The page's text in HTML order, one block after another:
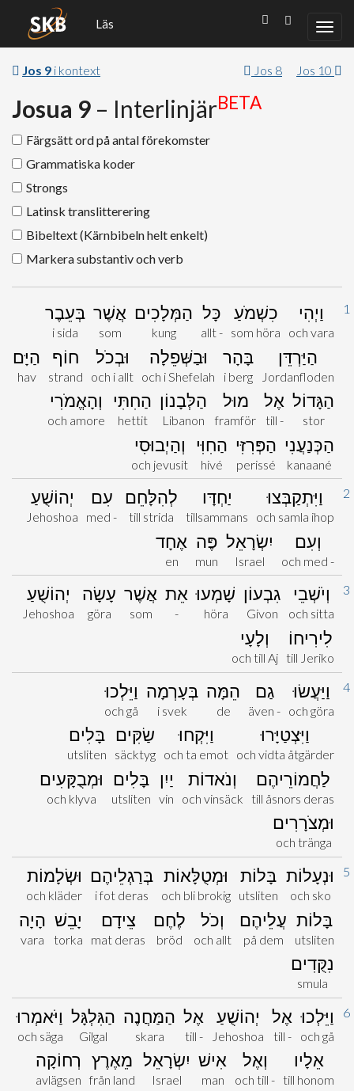
Läs
Jos 9 i kontext Jos 8 Jos 10
Josua 9 – InterlinjärBETA
Färgsätt ord på antal förekomster
Grammatiska koder
Strongs
Latinsk translitterering
Bibeltext (Kärnbibeln helt enkelt)
Markera substantiv och verb
1 וַיְהִי
och vara
כִשְׁמֹעַ
som höra
כָּל
allt -
הַמְּלָכִים
kung
אֲשֶׁר
som
בְּעֵבֶר
i sida
הַיַּרְדֵּן
Jordanfloden
בָּהָר
i berg
וּבַשְּׁפֵלָה
och i Shefelah
וּבְכֹל
och i allt
חוֹף
strand
הַיָּם
hav
הַגָּדוֹל
stor
אֶל
till -
מוּל
framför
הַלְּבָנוֹן
Libanon
הַחִתִּי
hettit
וְהָאֱמֹרִי
och amore
הַכְּנַעֲנִי
kanaané
הַפְּרִזִּי
perissé
הַחִוִּי
hivé
וְהַיְבוּסִי
och jevusit
2
וַיִּתְקַבְּצוּ
och samla ihop
יַחְדָּו
tillsammans
לְהִלָּחֵם
till strida
עִם
med -
יְהוֹשֻׁעַ
Jehoshoa
וְעִם
och med -
יִשְׂרָאֵל
Israel
פֶּה
mun
אֶחָד
en
3
וְיֹשְׁבֵי
och sitta
גִבְעוֹן
Givon
שָׁמְעוּ
höra
אֵת
-
אֲשֶׁר
som
עָשָׂה
göra
יְהוֹשֻׁעַ
Jehoshoa
לִירִיחוֹ
till Jeriko
וְלָעָי
och till Aj
4
וַיַּעֲשׂוּ
och göra
גַם
även -
הֵמָּה
de
בְּעָרְמָה
i svek
וַיֵּלְכוּ
och gå
וַיִּצְטַיָּרוּ
och vidta åtgärder
וַיִּקְחוּ
och ta emot
שַׂקִּים
säcktyg
בָּלִים
utsliten
לַחֲמוֹרֵיהֶם
till åsnors deras
וְנֹאדוֹת
och vinsäck
יַיִן
vin
בָּלִים
utsliten
וּמְבֻקָּעִים
och klyva
וּמְצֹרָרִים
och tränga
5
וּנְעָלוֹת
och sko
בָּלוֹת
utsliten
וּמְטֻלָּאוֹת
och bli brokig
בְּרַגְלֵיהֶם
i fot deras
וּשְׂלָמוֹת
och kläder
בָּלוֹת
utsliten
עֲלֵיהֶם
på dem
וְכֹל
och allt
לֶחֶם
bröd
צֵידָם
mat deras
יָבֵשׁ
torka
הָיָה
vara
נִקֻּדִים
smula
6
וַיֵּלְכוּ
och gå
אֶל
till -
יְהוֹשֻׁעַ
Jehoshoa
אֶל
till -
הַמַּחֲנֶה
skara
הַגִּלְגָּל
Gilgal
וַיֹּאמְרוּ
och säga
אֵלָיו
till honom
וְאֶל
och till -
אִישׁ
man
יִשְׂרָאֵל
Israel
מֵאֶרֶץ
från land
רְחוֹקָה
avlägsen